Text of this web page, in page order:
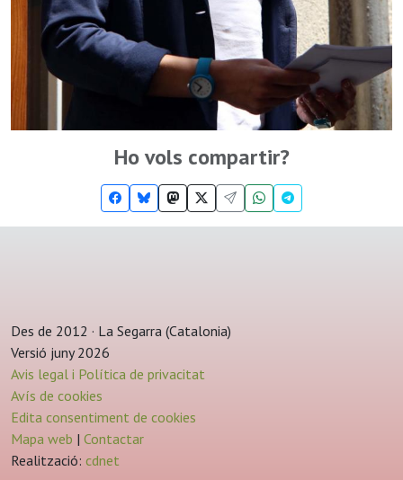
Ho vols compartir?
Des de 2012 · La Segarra (Catalonia)
Versió juny 2026
Avis legal i Política de privacitat
Avís de cookies
Edita consentiment de cookies
Mapa web | Contactar
Realització: cdnet